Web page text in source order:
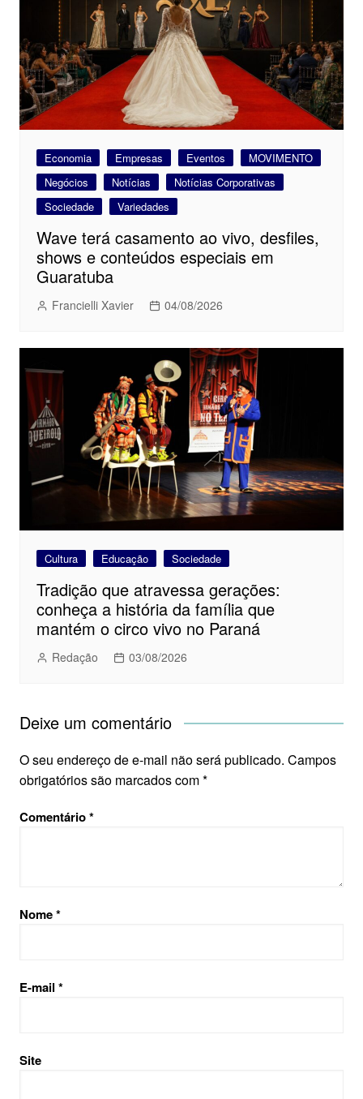
Economia Empresas Eventos
MOVIMENTO
Negócios
Notícias
Notícias Corporativas
Sociedade
Variedades
Wave terá casamento ao vivo, desfiles,
shows e conteúdos especiais em
Guaratuba
Francielli Xavier 04/08/2026
Cultura Educação Sociedade
Tradição que atravessa gerações:
conheça a história da família que
mantém o circo vivo no Paraná
Redação 03/08/2026
Deixe um comentário
O seu endereço de e-mail não será publicado. Campos
obrigatórios são marcados com*
Comentário*
Nome*
E-mail *
Site